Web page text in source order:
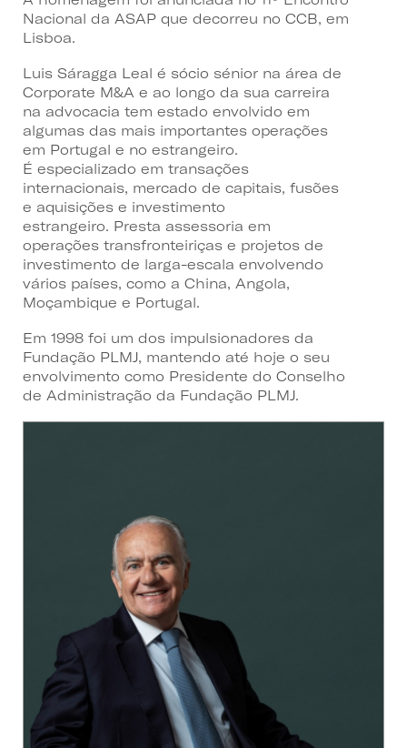
Nacional da ASAP que decorreu no CCB, em
Lisboa.
Luis Sáragga Leal é sócio sénior na área de
Corporate M&A e ao longo da sua carreira
na advocacia tem estado envolvido em
algumas das mais importantes operações
em Portugal e no estrangeiro.
É especializado em transações
internacionais, mercado de capitais, fusões
e aquisições e investimento
estrangeiro. Presta assessoria em
operações transfronteiriças e projetos de
investimento de larga-escala envolvendo
vários países, como a China, Angola,
Moçambique e Portugal.
Em 1998 foi um dos impulsionadores da
Fundação PLMJ, mantendo até hoje o seu
envolvimento como Presidente do Conselho
de Administração da Fundação PLMJ.